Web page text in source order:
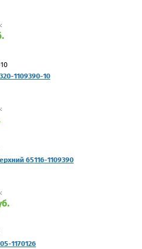
1109390-10
65116-1109390
1170126